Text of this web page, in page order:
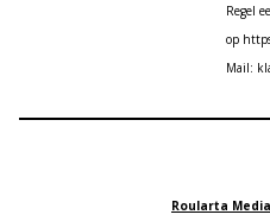
Regel
op
Mail:
Roularta